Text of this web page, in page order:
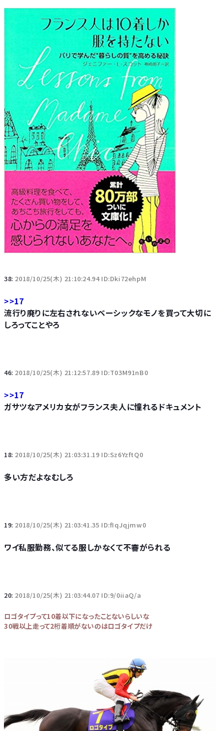
38: 2018/10/25(木) 21:10:24.94 ID:Dki72ehpM
>>17
流行り廃りに左右されないベーシックなモノを買って大切に
しろってことやろ
46: 2018/10/25(木) 21:12:57.89 ID:T03M91nB0
>>17
ガサツなアメリカ女がフランス夫人に憧れるドキュメント
18: 2018/10/25(木) 21:03:31.19 ID:Sz6YzftQ0
多い方だよなむしろ
19: 2018/10/25(木) 21:03:41.35 ID:fIqJqjmw0
ワイ私服勤務、似てる服しかなくて不審がられる
20: 2018/10/25(木) 21:03:44.07 ID:9/0iiaQ/a
ロゴタイプって10着以下になったことないらしいな
30戦以上走って2桁着順がないのはロゴタイプだけ